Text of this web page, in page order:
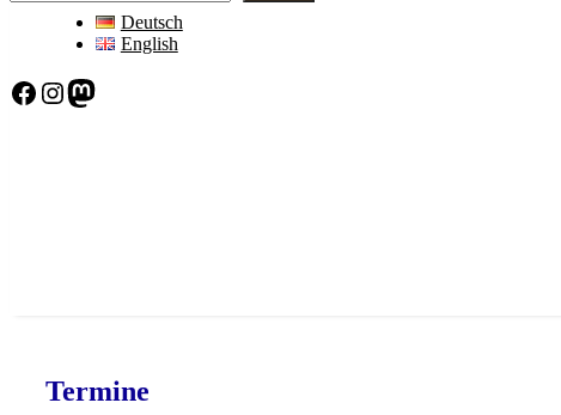
Deutsch
English
Facebook Instagram Mastodon
Termine